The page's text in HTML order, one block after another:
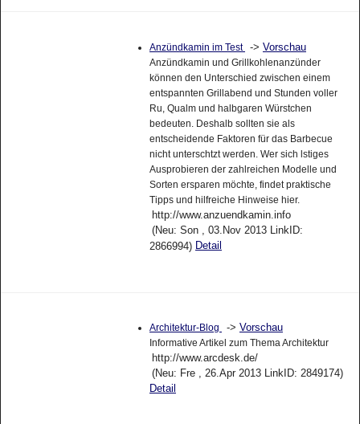
Anzündkamin im Test -> Vorschau
Anzündkamin und Grillkohlenanzünder
können den Unterschied zwischen einem
entspannten Grillabend und Stunden voller
Ru, Qualm und halbgaren Würstchen
bedeuten. Deshalb sollten sie als
entscheidende Faktoren für das Barbecue
nicht unterschtzt werden. Wer sich lstiges
Ausprobieren der zahlreichen Modelle und
Sorten ersparen möchte, findet praktische
Tipps und hilfreiche Hinweise hier.
http://www.anzuendkamin.info
(Neu: Son , 03.Nov 2013 LinkID:
2866994) Detail
Architektur-Blog -> Vorschau
Informative Artikel zum Thema Architektur
http://www.arcdesk.de/
(Neu: Fre , 26.Apr 2013 LinkID: 2849174)
Detail